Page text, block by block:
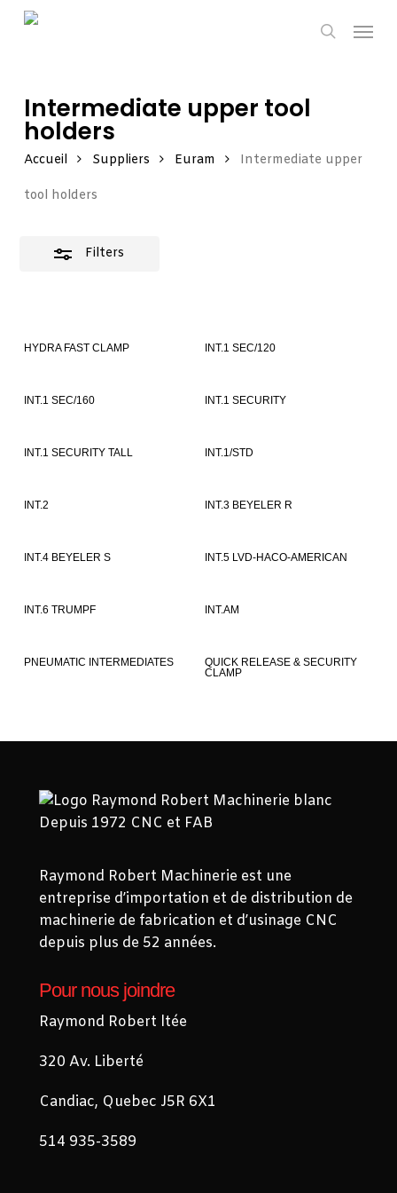
Skip
search
Intermediate upper tool
holders
Accueil Suppliers Euram Intermediate upper
tool holders
Filters
Close
HYDRA FAST CLAMP INT.1 SEC/120
INT.1 SEC/160 INT.1 SECURITY
INT.1 SECURITY TALL INT.1/STD
INT.2 INT.3 BEYELER R
INT.4 BEYELER S INT.5 LVD-HACO-AMERICAN
INT.6 TRUMPF INT.AM
PNEUMATIC INTERMEDIATES
QUICK RELEASE & SECURITY
CLAMP
Raymond Robert Machinerie est une
entreprise d’importation et de distribution de
machinerie de fabrication et d’usinage CNC
depuis plus de 52 années.
Pour nous joindre
Raymond Robert ltée
320 Av. Liberté
Candiac, Quebec J5R 6X1
514 935-3589